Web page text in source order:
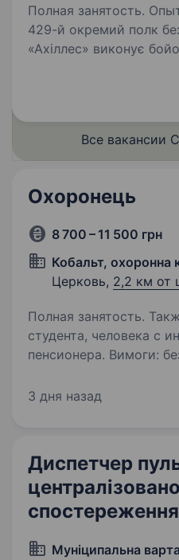
Полная занятость.
429-й окремий полк
«Ахіллес» виконує
ОШБр. За 2023−2024
Все вакансии
Охоронець
8 700 – 11 500 грн
Кобальт, охоронна
Церковь, 2,2 км от
Полная занятость.
студента, человека с
пенсионера. Вимоги: без шкідливих звичок,
Обов’язки: фізична
3 дня назад
Диспетчер
спостереження
Муніципальна